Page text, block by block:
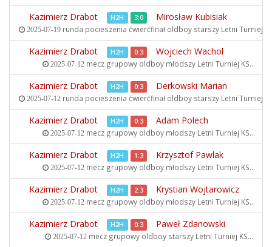
Kazimierz Drabot H2H 3:0 Mirosław Kubisiak
2025-07-19 runda pocieszenia ćwierćfinał oldboy starszy Letni Turniej
Kazimierz Drabot H2H 0:3 Wojciech Wachol
2025-07-12 mecz grupowy oldboy młodszy Letni Turniej KS...
Kazimierz Drabot H2H 0:3 Derkowski Marian
2025-07-12 runda pocieszenia ćwierćfinał oldboy starszy Letni Turniej
Kazimierz Drabot H2H 0:3 Adam Polech
2025-07-12 mecz grupowy oldboy młodszy Letni Turniej KS...
Kazimierz Drabot H2H 1:3 Krzysztof Pawlak
2025-07-12 mecz grupowy oldboy młodszy Letni Turniej KS...
Kazimierz Drabot H2H 2:3 Krystian Wojtarowicz
2025-07-12 mecz grupowy oldboy młodszy Letni Turniej KS...
Kazimierz Drabot H2H 0:3 Paweł Zdanowski
2025-07-12mecz grupowy oldboy starszy Letni Turniej KS...